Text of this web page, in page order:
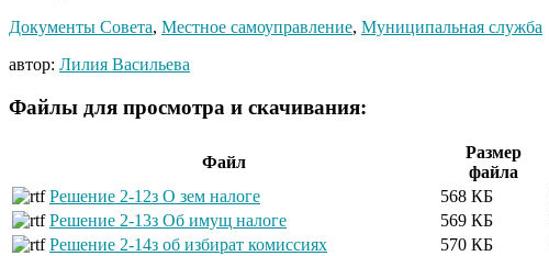
Документы Совета, Местное самоуправление, Муниципальная служба
автор: Лилия Васильева
Файлы для просмотра и скачивания:
Файл
Размер
файла
Решение 2-12з О зем налоге
568 КБ
Решение 2-13з Об имущ налоге
569 КБ
Решение 2-14з об избират комиссиях
570 КБ